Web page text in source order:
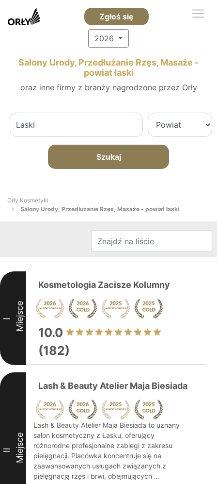
Zgłoś się
2026
Salony Urody, Przedłużanie Rzęs, Masaże -
powiat łaski
oraz inne firmy z branży nagrodzone przez Orły
Szukaj
Orły Kosmetyki
Salony Urody, Przedłużanie Rzęs, Masaże - powiat łaski
I Miejsce
Kosmetologia Zacisze Kolumny
10.0
(182)
II Miejsce
Lash & Beauty Atelier Maja Biesiada
Lash & Beauty Atelier Maja Biesiada to uznany
salon kosmetyczny z Łasku, oferujący
różnorodne profesjonalne zabiegi z zakresu
pielęgnacji. Placówka koncentruje się na
zaawansowanych usługach związanych z
pielęgnacją rzęs i brwi, obejmujących ...